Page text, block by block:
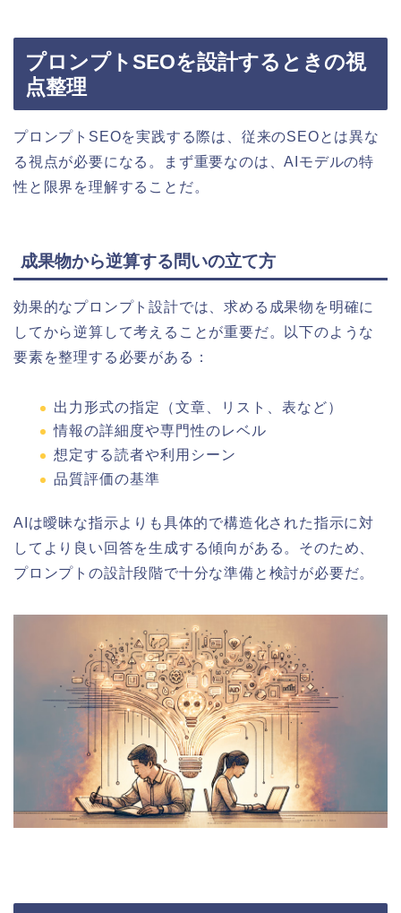
プロンプトSEOを設計するときの視
点整理
プロンプトSEOを実践する際は、従来のSEOとは異な
る視点が必要になる。まず重要なのは、AIモデルの特
性と限界を理解することだ。
成果物から逆算する問いの立て方
効果的なプロンプト設計では、求める成果物を明確に
してから逆算して考えることが重要だ。以下のような
要素を整理する必要がある：
出力形式の指定（文章、リスト、表など）
情報の詳細度や専門性のレベル
想定する読者や利用シーン
品質評価の基準
AIは曖昧な指示よりも具体的で構造化された指示に対
してより良い回答を生成する傾向がある。そのため、
プロンプトの設計段階で十分な準備と検討が必要だ。